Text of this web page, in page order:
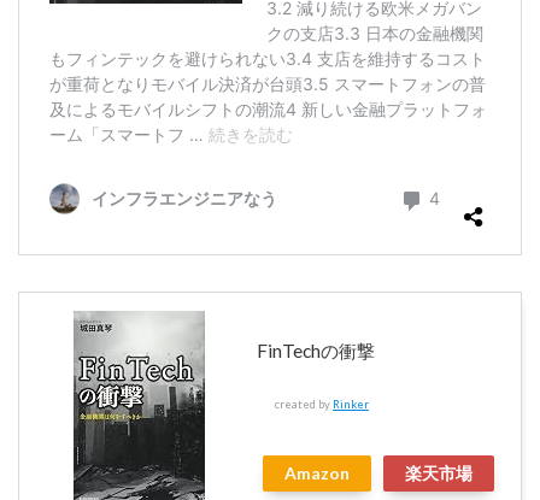
FinTechの衝撃
created by Rinker
Amazon 楽天市場